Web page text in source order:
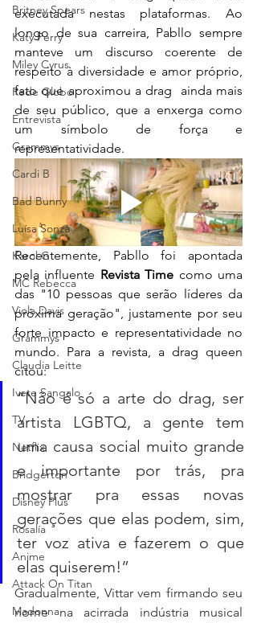
Britney Spears
Katy Perry
Miley Cyrus
Rede Globo
Entrevista
Grammys
Cardi B
Bad Bunny
Luísa Sonza
Karol G
MC Rebecca
Viola Davis
Grammys
Claudia Leitte
Ivete Sangalo
TV
Netflix
Bridgerton
Disney Plus
Rosalía
Anime
Attack On Titan
Madonna
executada nestas plataformas. Ao
longo de sua carreira, Pabllo sempre
manteve um discurso coerente de
respeito à diversidade e amor próprio,
fato que aproximou a drag  ainda mais
de seu público, que a enxerga como
um símbolo de força e
representatividade.
Recentemente, Pabllo foi apontada
pela influente Revista Time como uma
das "10 pessoas que serão líderes da
próxima geração", justamente por seu
forte impacto e representatividade no
mundo. Para a revista, a drag queen
citou:
“Não é só a arte do drag, ser
artista LGBTQ, a gente tem
uma causa social muito grande
e importante por trás, pra
mostrar pra essas novas
gerações que elas podem, sim,
ter voz ativa e fazerem o que
elas quiserem!”
Gradualmente, Vittar vem firmando seu
nome na acirrada indústria musical